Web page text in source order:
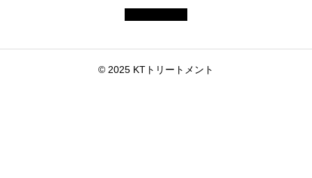
© 2025 KTトリートメント